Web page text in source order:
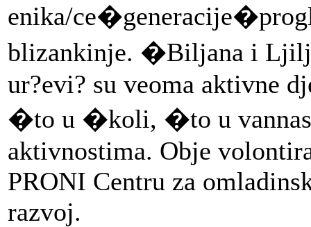
enika/
blizankinje. �Biljana i
ur?evi? su veoma aktivne
�to u �koli, �to u
aktivnostima. Obje
PRONI Centru za
razvoj.